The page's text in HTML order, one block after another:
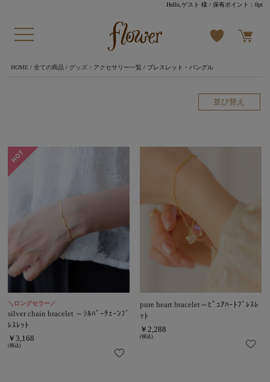
Hello,ゲスト 様 / 保有ポイント：0pt
HOME/ 全ての商品/ グッズ・アクセサリー一覧 / ブレスレット・バングル
並び替え
＼ロングセラー／
silver chain bracelet ～ｼﾙﾊﾞｰﾁｪｰﾝﾌﾞ
ﾚｽﾚｯﾄ
￥3,168
(税込)
pure heart bracelet～ﾋﾟｭｱﾊｰﾄﾌﾞﾚｽﾚ
ｯﾄ
￥2,288
(税込)